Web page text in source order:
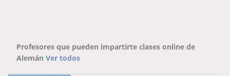
Profesores que pueden impartirte clases online de
Alemán Ver todos